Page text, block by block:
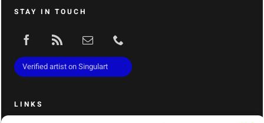
STAY IN TOUCH
Verified artist on Singulart
LINKS